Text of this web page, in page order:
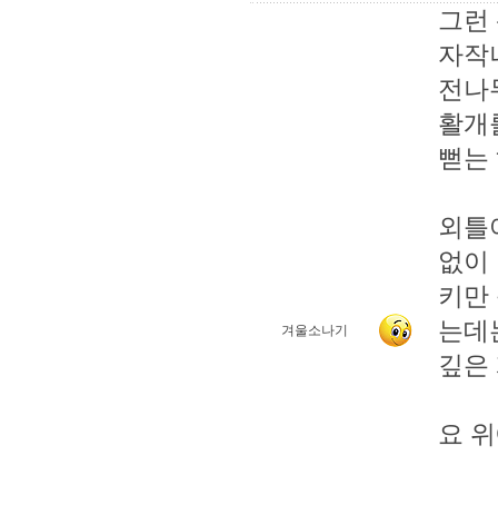
겨울소나기
그런
자작
전나
활개
뻗는
외
없이
키만
는데
깊은
요